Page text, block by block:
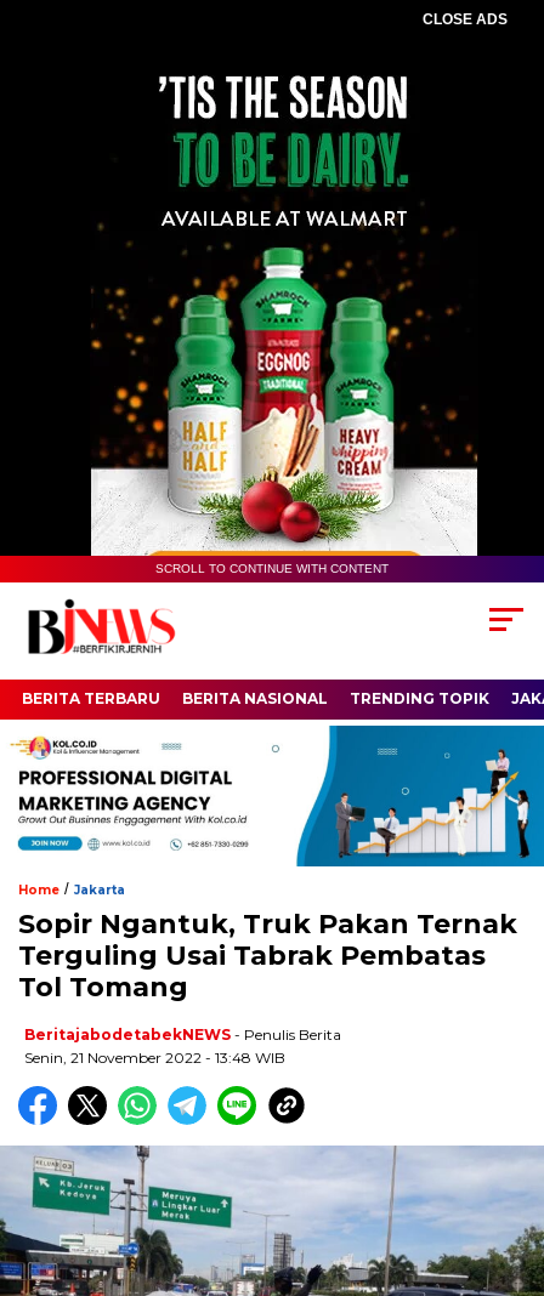
CLOSE ADS
SCROLL TO CONTINUE WITH CONTENT
BERITA TERBARU BERITA NASIONAL TRENDING TOPIK
Home / Jakarta
Sopir Ngantuk, Truk Pakan Ternak
Terguling Usai Tabrak Pembatas
Tol Tomang
BeritajabodetabekNEWS - Penulis Berita
Senin, 21 November 2022 - 13:48 WIB